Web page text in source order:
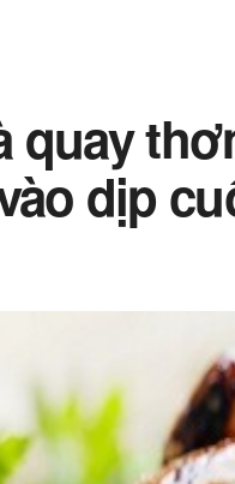
quay
dịp